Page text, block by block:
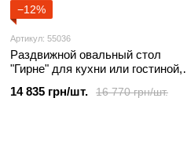
−12%
Артикул: 55036
Раздвижной овальный стол
"Гирне" для кухни или гостиной,
16 770 грн/шт.
14 835 грн/шт.